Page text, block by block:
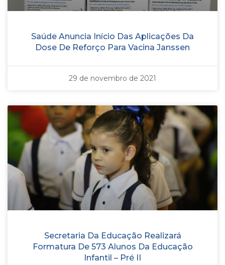
Saúde Anuncia Início Das Aplicações Da
Dose De Reforço Para Vacina Janssen
29 de novembro de 2021
Secretaria Da Educação Realizará
Formatura De 573 Alunos Da Educação
Infantil – Pré II